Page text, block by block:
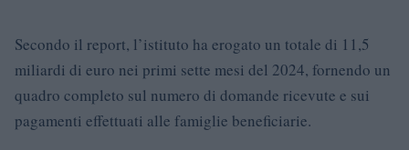
Secondo il report, l’istituto ha erogato un totale di 11,5
miliardi di euro nei primi sette mesi del 2024, fornendo un
quadro completo sul numero di domande ricevute e sui
pagamenti effettuati alle famiglie beneficiarie.